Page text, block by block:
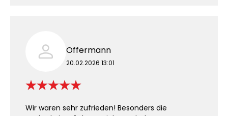
Offermann
20.02.2026 13:01
Wir waren sehr zufrieden! Besonders die